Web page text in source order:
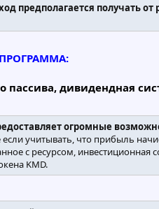
предполагается получать
пассива, дивидендная
огромные
учитывать, что прибыль
с ресурсом,
KMD.